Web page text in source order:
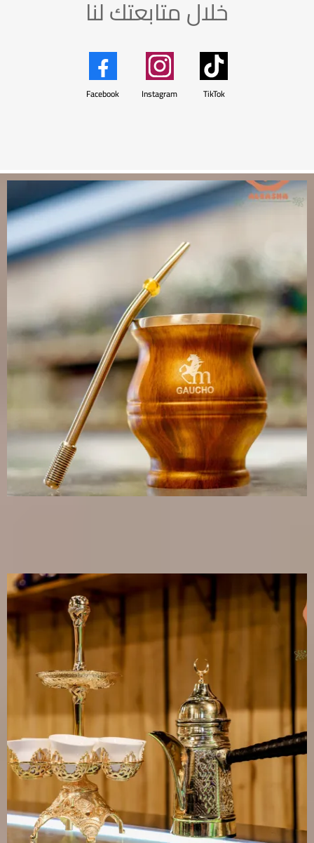
خلال متابعتك لنا
Facebook Instagram TikTok